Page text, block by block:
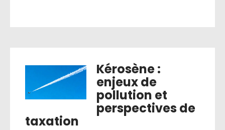
Kérosène :
enjeux de
pollution et
perspectives de
taxation